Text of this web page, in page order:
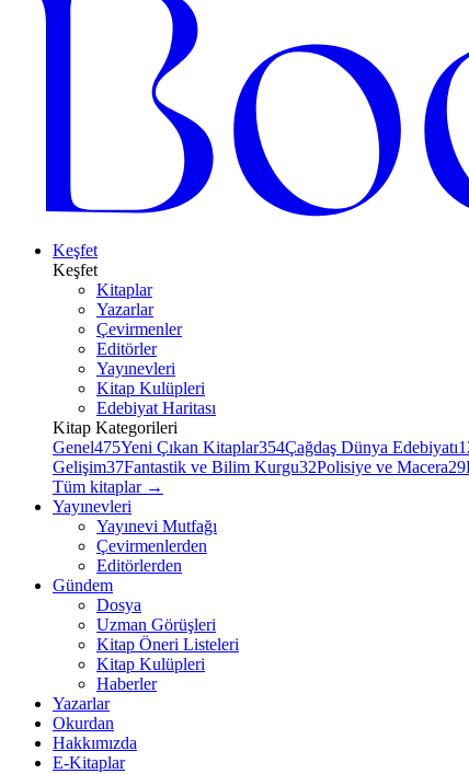
Keşfet
Keşfet
Kitaplar
Yazarlar
Çevirmenler
Editörler
Yayınevleri
Kitap Kulüpleri
Edebiyat Haritası
Kitap Kategorileri
Genel475Yeni Çıkan Kitaplar354Çağdaş Dünya Edebiyatı
Gelişim37Fantastik ve Bilim Kurgu32Polisiye ve Macera29
Tüm kitaplar →
Yayınevleri
Yayınevi Mutfağı
Çevirmenlerden
Editörlerden
Gündem
Dosya
Uzman Görüşleri
Kitap Öneri Listeleri
Kitap Kulüpleri
Haberler
Yazarlar
Okurdan
Hakkımızda
E-Kitaplar